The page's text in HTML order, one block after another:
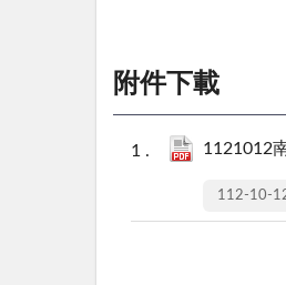
附件下載
1121012
112-10-